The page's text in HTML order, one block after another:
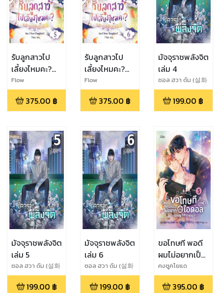
รับลูกสาวไป
เลี้ยงไหมคะ?
Am I a
Daughter?
เล่ม 5
Flow
375.00 ฿
รับลูกสาวไป
เลี้ยงไหมคะ?
Am I a
Daughter?
เล่ม 6
Flow
375.00 ฿
มัจจุราชพลังจิต
เล่ม 4
ซอล ฮวา ดัม (설화
담)
199.00 ฿
มัจจุราชพลังจิต
เล่ม 5
ซอล ฮวา ดัม (설화
담)
199.00 ฿
มัจจุราชพลังจิต
เล่ม 6
ซอล ฮวา ดัม (설화
담)
199.00 ฿
ขอโทษที พอดี
ผมไม่อยากเป็น
ไอดอล เล่ม 3
คงซูคโยแด
395.00 ฿